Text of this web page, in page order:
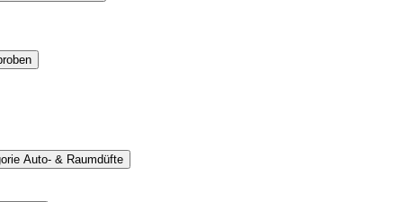
Auto- & Raumdüfte